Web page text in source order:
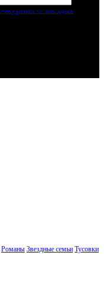
Романы Звездные семьи Тусовки